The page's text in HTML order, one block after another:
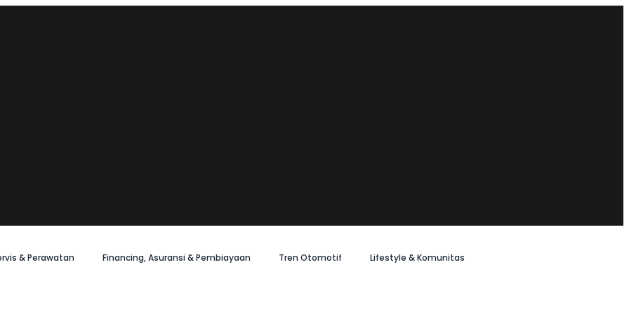
& Perawatan Financing, Asuransi & Pembiayaan Tren Otomotif Lifestyle & Komunitas